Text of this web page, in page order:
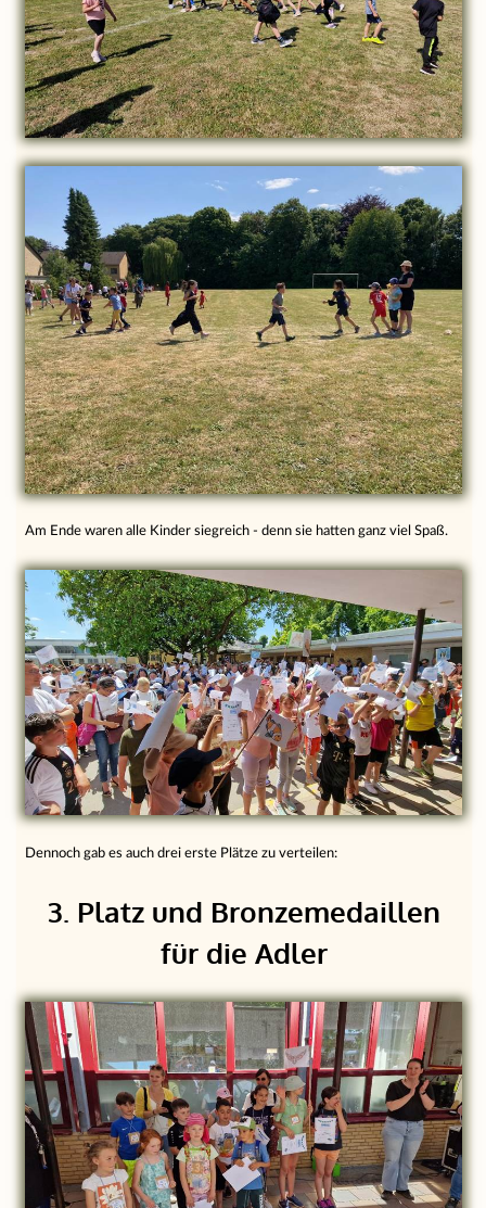
Am Ende waren alle Kinder siegreich - denn sie hatten ganz viel Spaß.
Dennoch gab es auch drei erste Plätze zu verteilen:
3. Platz und Bronzemedaillen
für die Adler